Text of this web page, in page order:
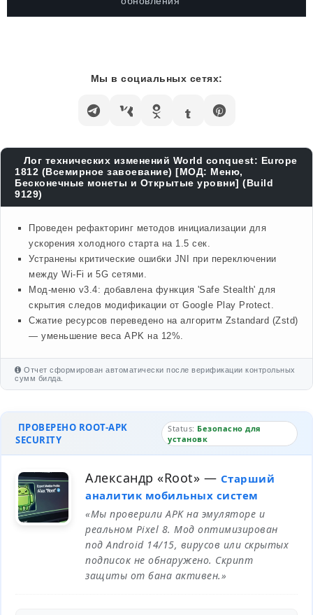
Мы в социальных сетях:
Лог технических изменений World conquest: Europe
1812 (Всемирное завоевание) [МОД: Меню,
Бесконечные монеты и Открытые уровни] (Build
9129)
Проведен рефакторинг методов инициализации для
ускорения холодного старта на 1.5 сек.
Устранены критические ошибки JNI при переключении
между Wi-Fi и 5G сетями.
Мод-меню v3.4: добавлена функция 'Safe Stealth' для
скрытия следов модификации от Google Play Protect.
Сжатие ресурсов переведено на алгоритм Zstandard (Zstd)
— уменьшение веса APK на 12%.
Отчет сформирован автоматически после верификации контрольных
сумм билда.
ПРОВЕРЕНО ROOT-APK
SECURITY
Status: Безопасно для
установк
Александр «Root» — Старший
аналитик мобильных систем
«Мы проверили APK на эмуляторе и
реальном Pixel 8. Мод оптимизирован
под Android 14/15, вирусов или скрытых
подписок не обнаружено. Скрипт
защиты от бана активен.»